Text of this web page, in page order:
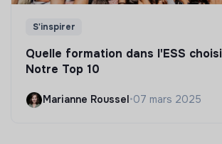
S'inspirer
Quelle formation dans l'ESS
Notre Top 10
Marianne Roussel •07 mars 2025